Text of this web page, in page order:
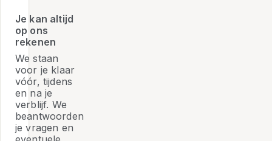
Je kan altijd
op ons
rekenen
We staan
voor je klaar
vóór, tijdens
en na je
verblijf. We
beantwoorden
je vragen en